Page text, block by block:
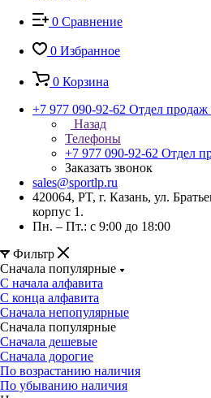
0 Сравнение
0 Избранное
0 Корзина
+7 977 090-92-62 Отдел продаж
Назад
Телефоны
+7 977 090-92-62 Отдел
Заказать звонок
sales@sportlp.ru
420064, PT, г. Казань, ул.
корпус 1.
Пн. – Пт.: с 9:00 до 18:00
Фильтр
Сначала популярные
С начала алфавита
С конца алфавита
Сначала непопулярные
Сначала популярные
Сначала дешевые
Сначала дорогие
По возрастанию наличия
По убыванию наличия